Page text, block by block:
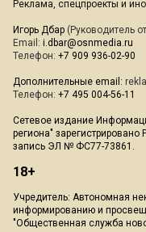
Реклама, спецпроекты и
Игорь Дбар (Руководитель
Email: i.dbar@osnmedia.ru
Телефон: +7 909 936-02-90
Дополнительные email:
Телефон: +7 495 004-56-11
Сетевое издание
региона"
запись ЭЛ № ФС77-73861.
18+
Учредитель: Автономная
информированию и
"Общественная служба